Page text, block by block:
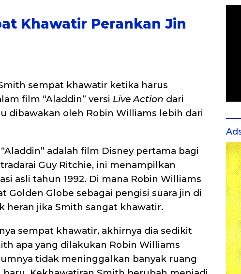
Khawatir Perankan Jin
sempat khawatir ketika harus
film “Aladdin” versi Live Action dari
dibawakan oleh Robin Williams lebih dari
adalah film Disney pertama bagi
Guy Ritchie, ini menampilkan
asli tahun 1992. Di mana Robin Williams
Golden Globe sebagai pengisi suara jin di
heran jika Smith sangat khawatir.
sempat khawatir, akhirnya dia sedikit
apa yang dilakukan Robin Williams
tidak meninggalkan banyak ruang